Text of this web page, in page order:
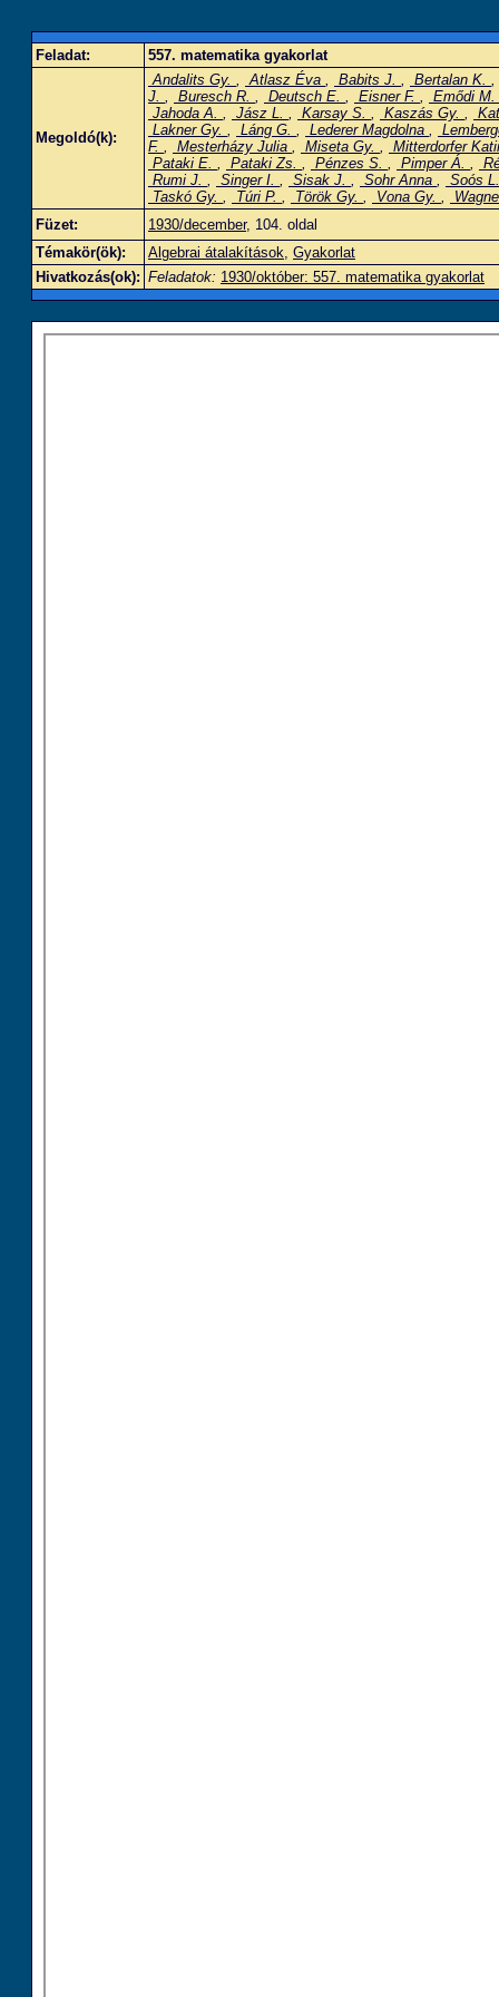
Feladat: 557. matematika gyakorlat
Megoldó(k):
Andalits Gy. , Atlasz Éva , Babits J. , Bertalan K. ,
J. , Buresch R. , Deutsch E. , Eisner F. ,
Emődi M.
Jahoda A. , Jász L. , Karsay S. , Kaszás Gy. ,
Lakner Gy. , Láng G. , Lederer Magdolna ,
F. , Mesterházy Julia , Miseta Gy. ,
Mitterdorfer
Pataki E. , Pataki Zs. , Pénzes S. , Pimper Á. ,
Rumi J. , Singer I. , Sisak J. , Sohr Anna ,
Soós
Taskó Gy. , Túri P. , Török Gy. , Vona Gy. ,
Füzet:
1930/december, 104. oldal
Témakör(ök):
Algebrai átalakítások, Gyakorlat
Hivatkozás(ok): Feladatok: 1930/október: 557. matematika gyakorlat